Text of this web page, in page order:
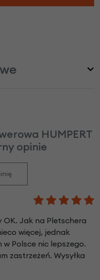
HUMPERT
opinie
OK. Jak na Pletschera
więcej, jednak
Polsce nic lepszego.
zastrzeżeń. Wysyłka